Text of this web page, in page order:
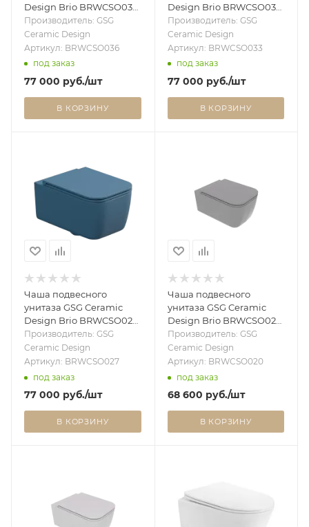
Design Brio BRWCSO036,
Smeraldo Matt
BRWCSO036
Производитель: GSG
Ceramic Design
Артикул: BRWCSO036
под заказ
77 000 руб./шт
В КОРЗИНУ
Design Brio BRWCSO033,
Perla Matt BRWCSO033
Производитель: GSG
Ceramic Design
Артикул: BRWCSO033
под заказ
77 000 руб./шт
В КОРЗИНУ
Чаша подвесного
унитаза GSG Ceramic
Design Brio BRWCSO027,
Denim Matt BRWCSO027
Производитель: GSG
Ceramic Design
Артикул: BRWCSO027
под заказ
77 000 руб./шт
В КОРЗИНУ
Чаша подвесного
унитаза GSG Ceramic
Design Brio BRWCSO020,
цемент BRWCSO020
Производитель: GSG
Ceramic Design
Артикул: BRWCSO020
под заказ
68 600 руб./шт
В КОРЗИНУ